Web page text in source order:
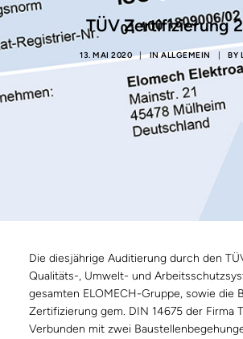
TÜV Zertifizierung
13. MAI 2020 | INALLGEMEIN | BY
Die diesjährige Auditierung durch den
Qualitäts-, Umwelt- und
gesamten ELOMECH-Gruppe, sowie die
Zertifizierung gem. DIN 14675 der Firma
Verbunden mit zwei